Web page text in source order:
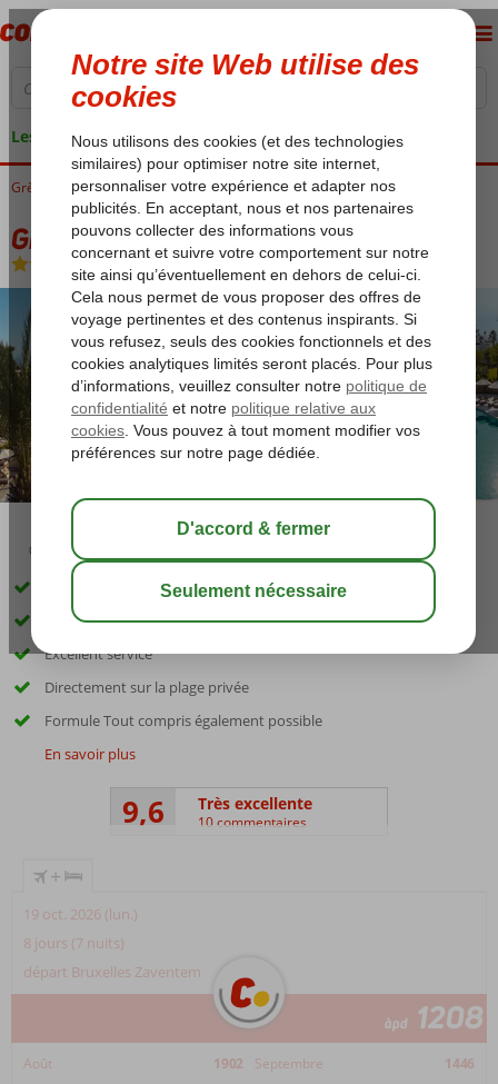
Les garanties de vacances
Grèce Kos Kos-Ville Psalidi Grecotel LUXME Kos
Grecotel LUXME Kos
All Inclusive-Hôtel
03:45 sauver
Parc spacieux d'environ 100 000 m²
Choix parmi différents types de chambres
Excellent service
Directement sur la plage privée
Formule Tout compris également possible
En savoir plus
9,6 Très excellente
10 commentaires
+
19 oct. 2026 (lun.)
8 jours (7 nuits)
départ Bruxelles Zaventem
àpd 1208
Août 1902 Septembre
1446